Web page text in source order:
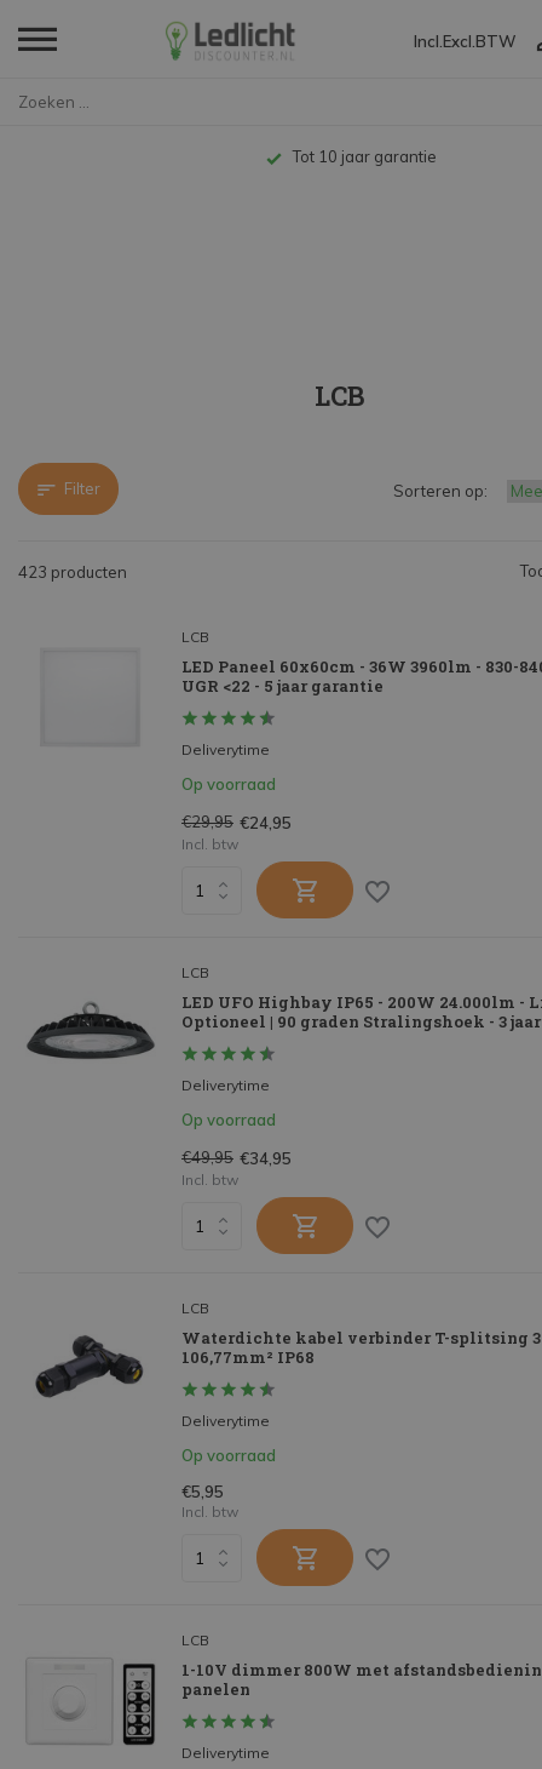
Incl. Excl. BTW
Tot 10 jaar garantie
LCB
Filter
423 producten
Sorteren op:
LCB
LED Paneel 60x60cm - 36W 3960lm - 830-
UGR <22 - 5 jaar garantie
Deliverytime
Op voorraad
€29,95 €24,95
Incl. btw
LCB
LED UFO Highbay IP65 - 200W 24.000lm
Optioneel | 90 graden Stralingshoek - 3
Deliverytime
Op voorraad
€49,95 €34,95
Incl. btw
LCB
Waterdichte kabel verbinder T-splitsing 3
106,77mm² IP68
Deliverytime
Op voorraad
€5,95
Incl. btw
LCB
1-10V dimmer 800W met
panelen
Deliverytime